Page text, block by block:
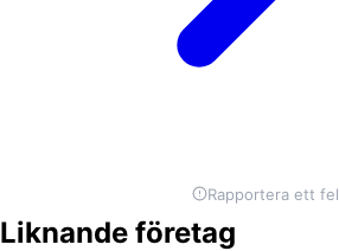
Rapportera ett fel
Liknande företag